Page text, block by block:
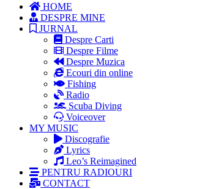
HOME
DESPRE MINE
JURNAL
Despre Carti
Despre Filme
Despre Muzica
Ecouri din online
Fishing
Radio
Scuba Diving
Voiceover
MY MUSIC
Discografie
Lyrics
Leo’s Reimagined
PENTRU RADIOURI
CONTACT